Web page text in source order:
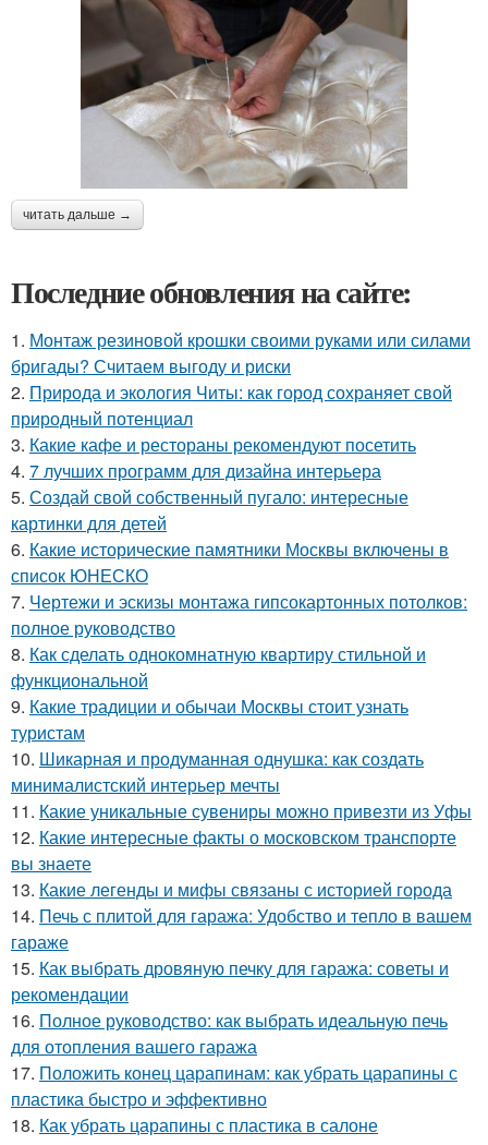
читать дальше →
Последние обновления на сайте:
1. Монтаж резиновой крошки своими руками или силами
бригады? Считаем выгоду и риски
2. Природа и экология Читы: как город сохраняет свой
природный потенциал
3. Какие кафе и рестораны рекомендуют посетить
4. 7 лучших программ для дизайна интерьера
5. Создай свой собственный пугало: интересные
картинки для детей
6. Какие исторические памятники Москвы включены в
список ЮНЕСКО
7. Чертежи и эскизы монтажа гипсокартонных потолков:
полное руководство
8. Как сделать однокомнатную квартиру стильной и
функциональной
9. Какие традиции и обычаи Москвы стоит узнать
туристам
10. Шикарная и продуманная однушка: как создать
минималистский интерьер мечты
11. Какие уникальные сувениры можно привезти из Уфы
12. Какие интересные факты о московском транспорте
вы знаете
13. Какие легенды и мифы связаны с историей города
14. Печь с плитой для гаража: Удобство и тепло в вашем
гараже
15. Как выбрать дровяную печку для гаража: советы и
рекомендации
16. Полное руководство: как выбрать идеальную печь
для отопления вашего гаража
17. Положить конец царапинам: как убрать царапины с
пластика быстро и эффективно
18. Как убрать царапины с пластика в салоне